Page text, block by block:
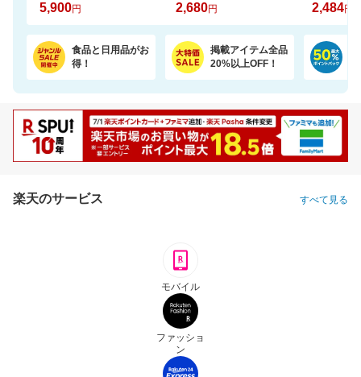
5,900円 2,680円 2,484円
食品と日用品がお
得！
掲載アイテム全品
20%以上OFF！
楽天のサービス すべて見る
モバイル
ファッショ
ン